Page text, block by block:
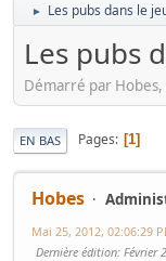
► Les pubs dans le
Les pubs
Démarré par
EN BAS Pages 1
Hobes
Mai 25, 2012, 02:06:29
Dernière édition: Février